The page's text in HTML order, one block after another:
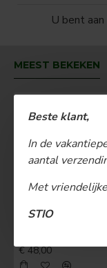
Beste klant,
In de
aantal
Met
STIO
U bent
MEEST BEKEKEN
€ 48,00